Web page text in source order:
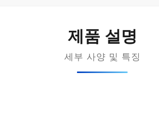
제품 설명
세부 사양 및 특징